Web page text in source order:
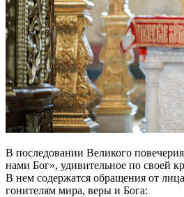
В последовании Великого
нами Бог», удивительное по своей
В нем содержатся обращения от
гонителям мира, веры и Бога: